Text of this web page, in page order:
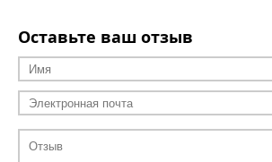
Оставьте ваш отзыв